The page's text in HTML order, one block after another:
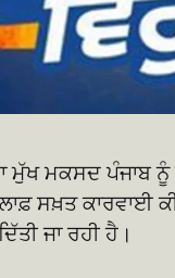
ਮੁੱਖ ਮਕਸਦ
ਸਖ਼ਤ ਕਾਰਵਾਈ
ਜਾ ਰਹੀ ਹੈ।